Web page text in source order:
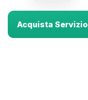
Acquista Servizio